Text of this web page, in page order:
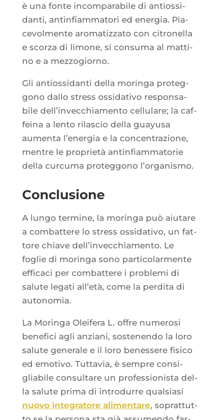
è una fonte incom­pa­ra­bile di antios­si­
dan­ti, antin­fiam­ma­to­ri ed ener­gia. Pia­
ce­vol­mente aro­ma­tiz­za­to con citro­nel­la
e scor­za di limone, si consu­ma al mat­ti­
no e a mezzogiorno.
Gli antios­si­dan­ti del­la morin­ga pro­teg­
go­no dal­lo stress ossi­da­ti­vo res­pon­sa­
bile dell’in­vec­chia­men­to cel­lu­lare; la caf­
fei­na a len­to rilas­cio del­la guayu­sa
aumen­ta l’e­ner­gia e la concen­tra­zione,
mentre le pro­prie­tà antin­fiam­ma­to­rie
del­la cur­cu­ma pro­teg­go­no l’organismo.
Conclusione
A lun­go ter­mine, la morin­ga può aiu­tare
a com­bat­tere lo stress ossi­da­ti­vo, un fat­
tore chiave dell’in­vec­chia­men­to. Le
foglie di morin­ga sono par­ti­co­lar­mente
effi­ca­ci per com­bat­tere i pro­ble­mi di
salute lega­ti all’e­tà, come la per­di­ta di
autonomia.
La Morin­ga Olei­fe­ra L. offre nume­ro­si
bene­fi­ci agli anzia­ni, sos­te­nen­do la loro
salute gene­rale e il loro benes­sere fisi­co
ed emo­ti­vo. Tut­ta­via, è sempre consi­
glia­bile consul­tare un pro­fes­sio­nis­ta del­
la salute pri­ma di intro­durre qual­sia­si
nuo­vo inte­gra­tore ali­men­tare, soprat­tut­